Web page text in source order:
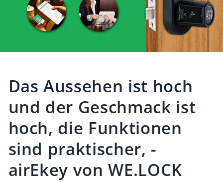
Das Aussehen ist hoch
und der Geschmack ist
hoch, die Funktionen
sind praktischer, -
airEkey von WE.LOCK